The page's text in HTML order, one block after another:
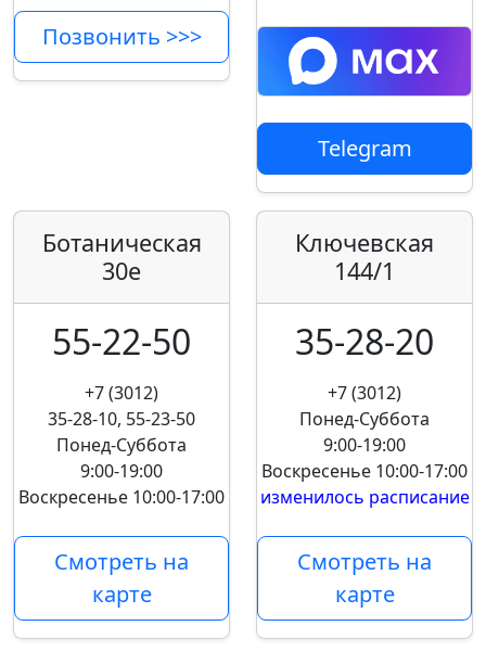
Позвонить >>>
Telegram
Ботаническая
30е
55-22-50
+7 (3012)
35-28-10, 55-23-50
Понед-Суббота
9:00-19:00
Воскресенье 10:00-17:00
Смотреть на
карте
Ключевская
144/1
35-28-20
+7 (3012)
Понед-Суббота
9:00-19:00
Воскресенье 10:00-17:00
изменилось расписание
Смотреть на
карте